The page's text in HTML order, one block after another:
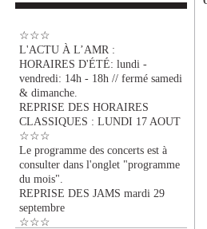
☆☆☆
L'ACTU À L’AMR :
HORAIRES D'ÉTÉ: lundi -
vendredi: 14h - 18h // fermé samedi
& dimanche.
REPRISE DES HORAIRES
CLASSIQUES : LUNDI 17 AOUT
☆☆☆
Le programme des concerts est à
consulter dans l'onglet "programme
du mois".
REPRISE DES JAMS mardi 29
septembre
☆☆☆